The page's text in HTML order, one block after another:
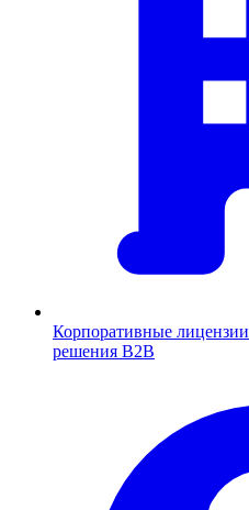
Корпоративные лицензии
решения B2B